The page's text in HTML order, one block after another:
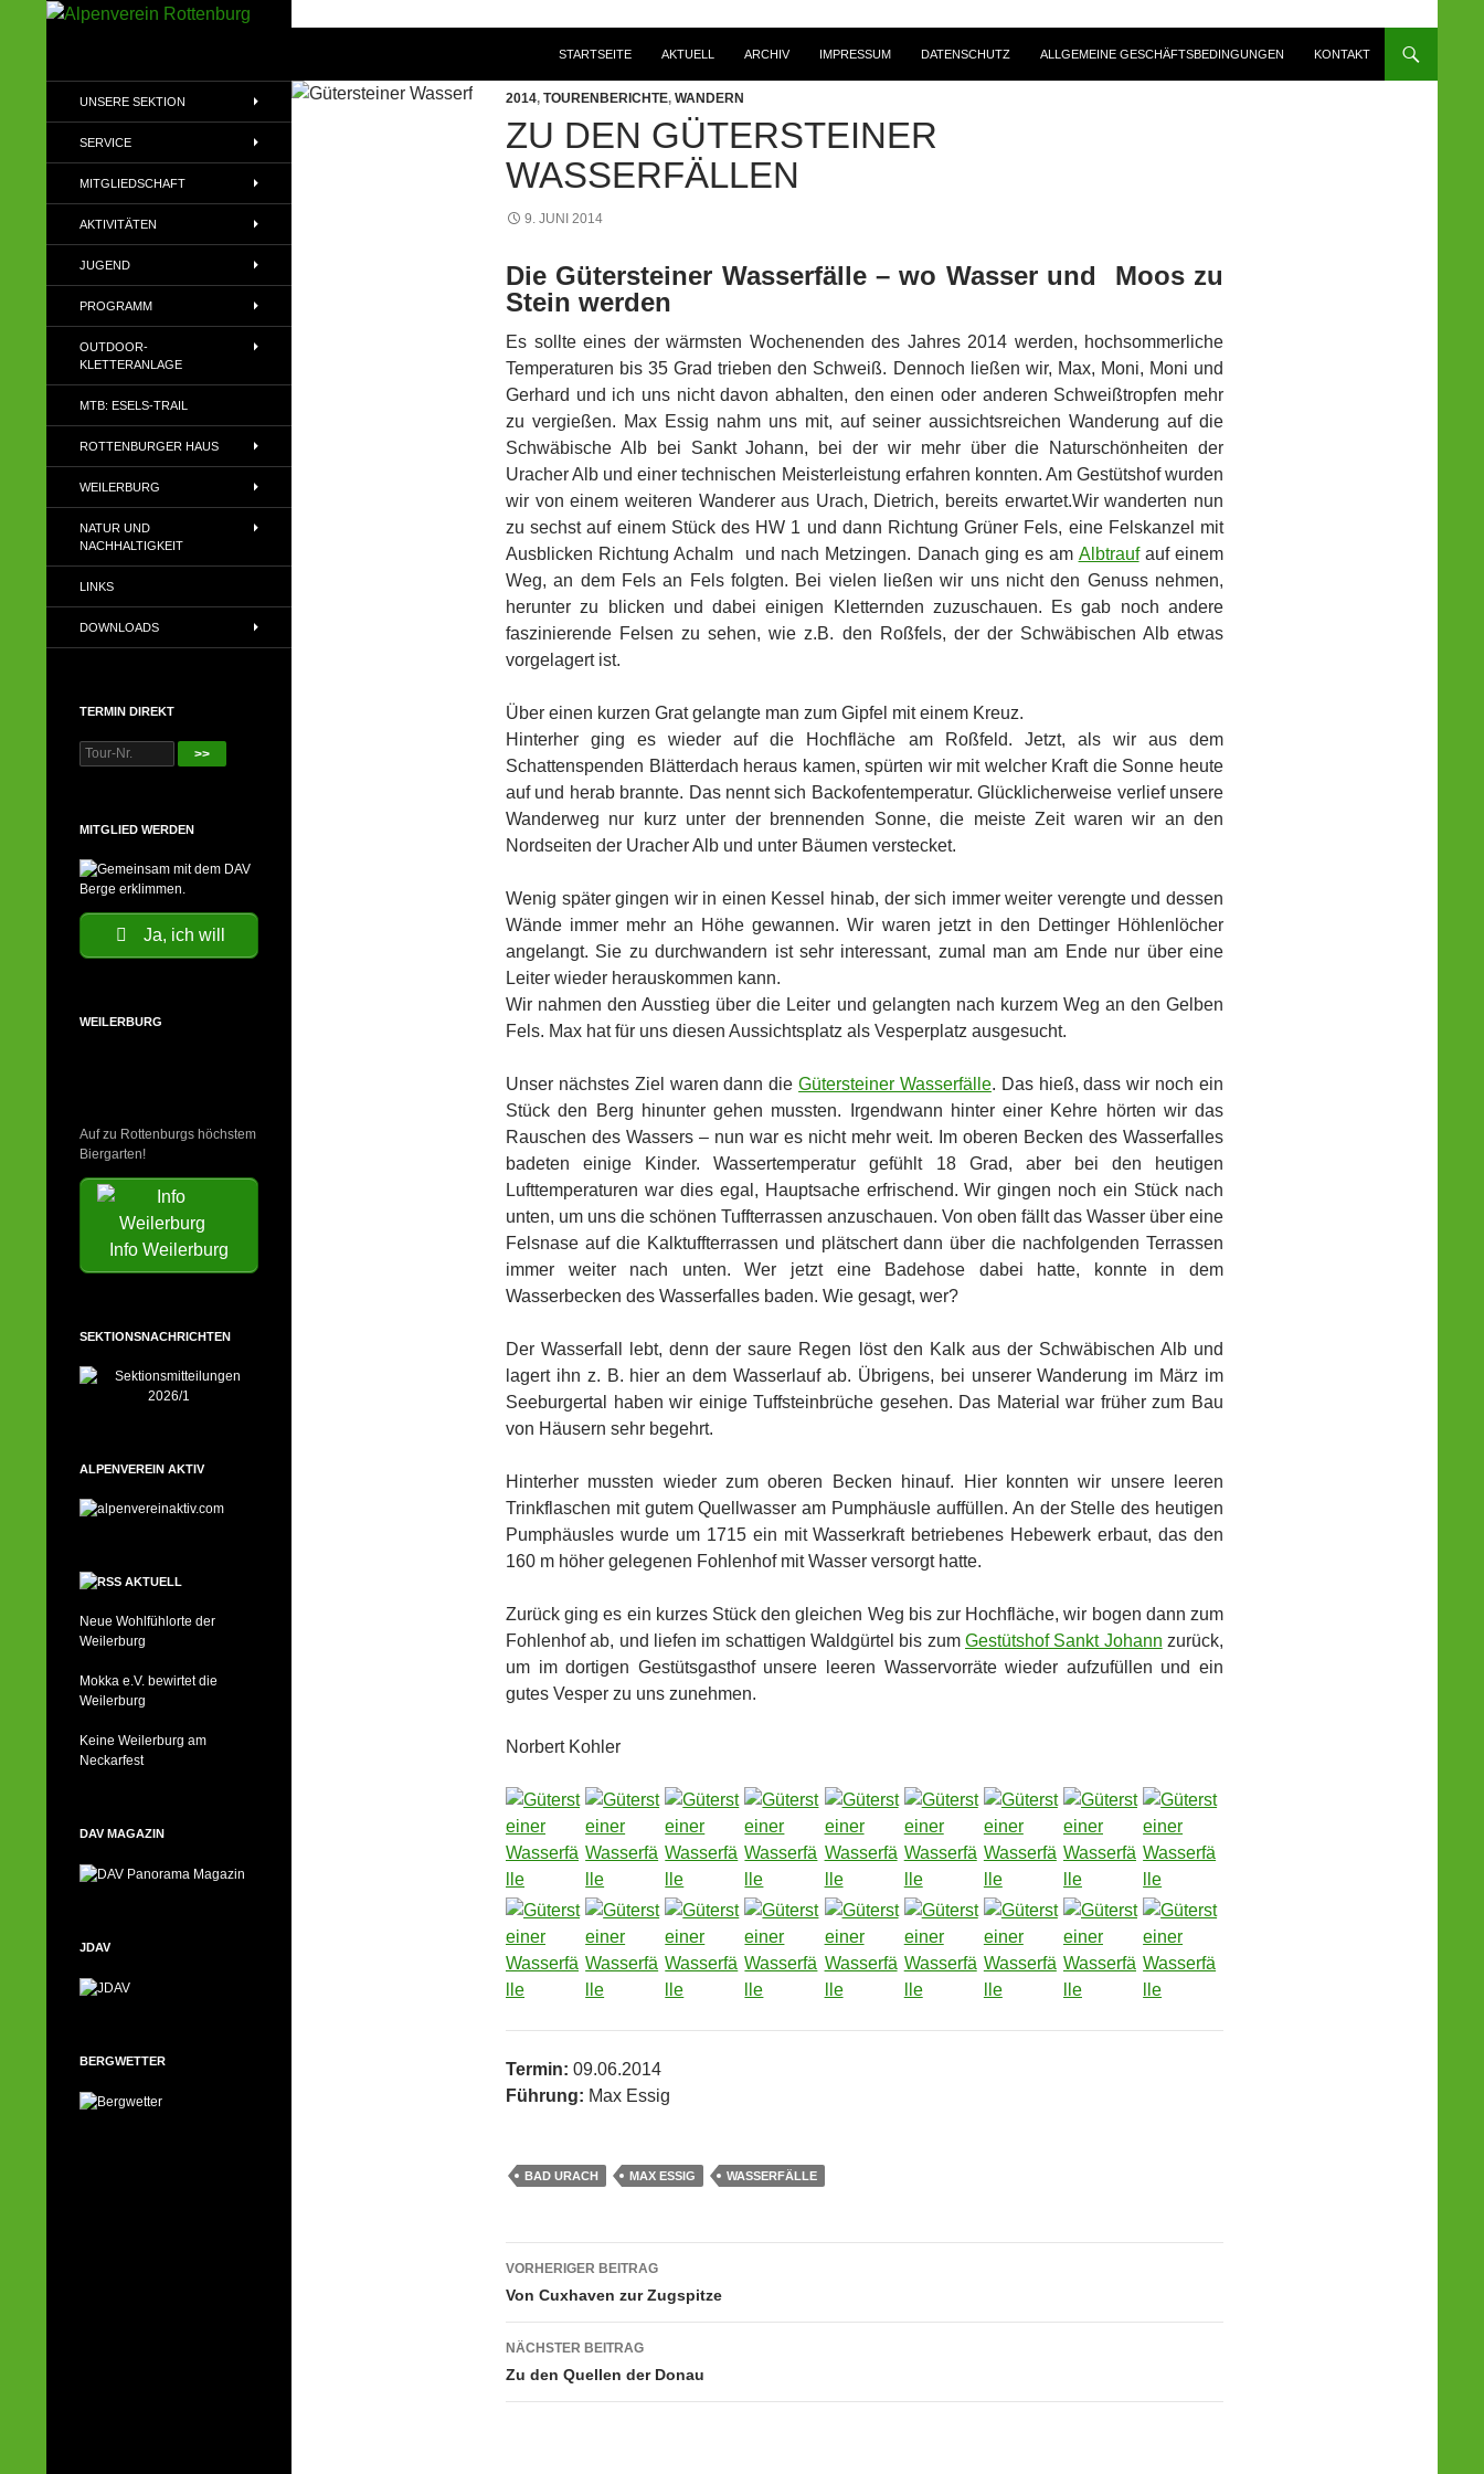
STARTSEITE AKTUELL ARCHIV IMPRESSUM DATENSCHUTZ ALLGEMEINE GESCHÄFTSBEDINGUNGEN KONTAKT
2014, TOURENBERICHTE, WANDERN
ZU DEN GÜTERSTEINER
WASSERFÄLLEN
9. JUNI 2014
Die Gütersteiner Wasserfälle – wo Wasser und Moos zu
Stein werden
Es sollte eines der wärmsten Wochenenden des Jahres 2014 werden, hochsommerliche
Temperaturen bis 35 Grad trieben den Schweiß. Dennoch ließen wir, Max, Moni, Moni und
Gerhard und ich uns nicht davon abhalten, den einen oder anderen Schweißtropfen mehr
zu vergießen. Max Essig nahm uns mit, auf seiner aussichtsreichen Wanderung auf die
Schwäbische Alb bei Sankt Johann, bei der wir mehr über die Naturschönheiten der
Uracher Alb und einer technischen Meisterleistung erfahren konnten. Am Gestütshof wurden
wir von einem weiteren Wanderer aus Urach, Dietrich, bereits erwartet.Wir wanderten nun
zu sechst auf einem Stück des HW 1 und dann Richtung Grüner Fels, eine Felskanzel mit
Ausblicken Richtung Achalm und nach Metzingen. Danach ging es am Albtraufauf einem
Weg, an dem Fels an Fels folgten. Bei vielen ließen wir uns nicht den Genuss nehmen,
herunter zu blicken und dabei einigen Kletternden zuzuschauen. Es gab noch andere
faszinierende Felsen zu sehen, wie z.B. den Roßfels, der der Schwäbischen Alb etwas
vorgelagert ist.
Über einen kurzen Grat gelangte man zum Gipfel mit einem Kreuz.
Hinterher ging es wieder auf die Hochfläche am Roßfeld. Jetzt, als wir aus dem
Schattenspenden Blätterdach heraus kamen, spürten wir mit welcher Kraft die Sonne heute
auf und herab brannte. Das nennt sich Backofentemperatur. Glücklicherweise verlief unsere
Wanderweg nur kurz unter der brennenden Sonne, die meiste Zeit waren wir an den
Nordseiten der Uracher Alb und unter Bäumen verstecket.
Wenig später gingen wir in einen Kessel hinab, der sich immer weiter verengte und dessen
Wände immer mehr an Höhe gewannen. Wir waren jetzt in den Dettinger Höhlenlöcher
angelangt. Sie zu durchwandern ist sehr interessant, zumal man am Ende nur über eine
Leiter wieder herauskommen kann.
Wir nahmen den Ausstieg über die Leiter und gelangten nach kurzem Weg an den Gelben
Fels. Max hat für uns diesen Aussichtsplatz als Vesperplatz ausgesucht.
Unser nächstes Ziel waren dann dieGütersteiner Wasserfälle. Das hieß, dass wir noch ein
Stück den Berg hinunter gehen mussten. Irgendwann hinter einer Kehre hörten wir das
Rauschen des Wassers – nun war es nicht mehr weit. Im oberen Becken des Wasserfalles
badeten einige Kinder. Wassertemperatur gefühlt 18 Grad, aber bei den heutigen
Lufttemperaturen war dies egal, Hauptsache erfrischend. Wir gingen noch ein Stück nach
unten, um uns die schönen Tuffterrassen anzuschauen. Von oben fällt das Wasser über eine
Felsnase auf die Kalktuffterrassen und plätschert dann über die nachfolgenden Terrassen
immer weiter nach unten. Wer jetzt eine Badehose dabei hatte, konnte in dem
Wasserbecken des Wasserfalles baden. Wie gesagt, wer?
Der Wasserfall lebt, denn der saure Regen löst den Kalk aus der Schwäbischen Alb und
lagert ihn z. B. hier an dem Wasserlauf ab. Übrigens, bei unserer Wanderung im März im
Seeburgertal haben wir einige Tuffsteinbrüche gesehen. Das Material war früher zum Bau
von Häusern sehr begehrt.
Hinterher mussten wieder zum oberen Becken hinauf. Hier konnten wir unsere leeren
Trinkflaschen mit gutem Quellwasser am Pumphäusle auffüllen. An der Stelle des heutigen
Pumphäusles wurde um 1715 ein mit Wasserkraft betriebenes Hebewerk erbaut, das den
160 m höher gelegenen Fohlenhof mit Wasser versorgt hatte.
Zurück ging es ein kurzes Stück den gleichen Weg bis zur Hochfläche, wir bogen dann zum
Fohlenhof ab, und liefen im schattigen Waldgürtel bis zum Gestütshof Sankt Johann zurück,
um im dortigen Gestütsgasthof unsere leeren Wasservorräte wieder aufzufüllen und ein
gutes Vesper zu uns zunehmen.
Norbert Kohler
Termin: 09.06.2014
Führung: Max Essig
BAD URACH MAX ESSIG WASSERFÄLLE
Beitragsnavigation
VORHERIGER BEITRAG
Von Cuxhaven zur Zugspitze
NÄCHSTER BEITRAG
Zu den Quellen der Donau
Alpenvereins (DAV) e.V
UNSERE SEKTION
SERVICE
MITGLIEDSCHAFT
AKTIVITÄTEN
JUGEND
PROGRAMM
OUTDOOR-
KLETTERANLAGE
MTB: ESELS-TRAIL
ROTTENBURGER HAUS
WEILERBURG
NATUR UND
NACHHALTIGKEIT
LINKS
DOWNLOADS
TERMIN DIREKT
>>
MITGLIED WERDEN
Ja, ich will
WEILERBURG
Auf zu Rottenburgs höchstem
Biergarten!
Info Weilerburg
SEKTIONSNACHRICHTEN
ALPENVEREIN AKTIV
AKTUELL
Neue Wohlfühlorte der
Weilerburg
Mokka e.V. bewirtet die
Weilerburg
Keine Weilerburg am
Neckarfest
DAV MAGAZIN
JDAV
BERGWETTER